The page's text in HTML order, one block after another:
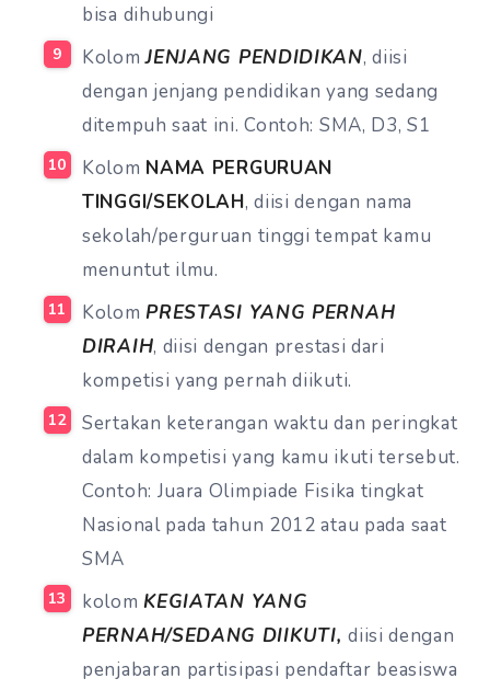
bisa dihubungi
KolomJENJANG PENDIDIKAN, diisi
dengan jenjang pendidikan yang sedang
ditempuh saat ini. Contoh: SMA, D3, S1
Kolom NAMA PERGURUAN
TINGGI/SEKOLAH, diisi dengan nama
sekolah/perguruan tinggi tempat kamu
menuntut ilmu.
KolomPRESTASI YANG PERNAH
DIRAIH, diisi dengan prestasi dari
kompetisi yang pernah diikuti.
Sertakan keterangan waktu dan peringkat
dalam kompetisi yang kamu ikuti tersebut.
Contoh: Juara Olimpiade Fisika tingkat
Nasional pada tahun 2012 atau pada saat
SMA
kolomKEGIATAN YANG
PERNAH/SEDANG DIIKUTI,diisi dengan
penjabaran partisipasi pendaftar beasiswa